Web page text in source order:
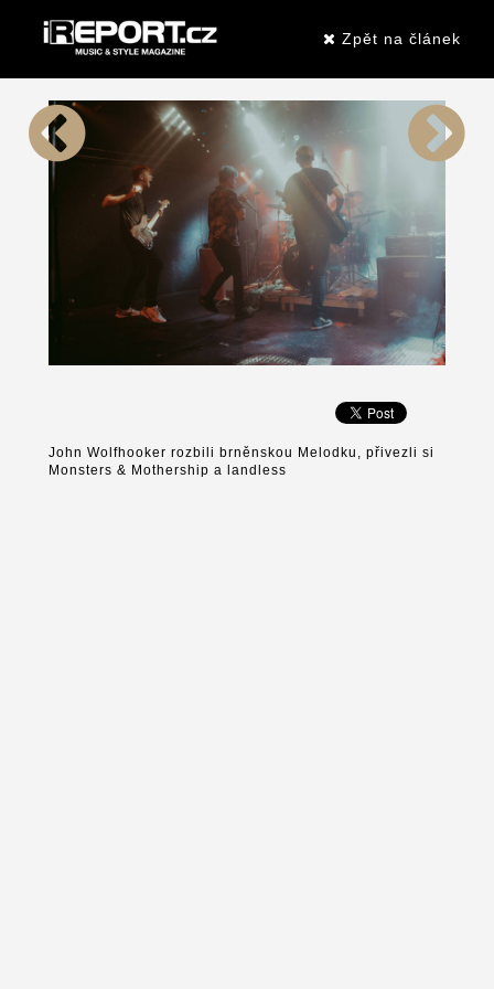
Zpět na článek
John Wolfhooker rozbili brněnskou Melodku, přivezli si
Monsters & Mothership a landless